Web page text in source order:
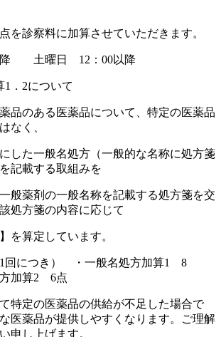
を診察料に加算させていただきます。
降 土曜日 12：00以降
1．2について
品のある医薬品について、特定の医薬品
なく、
した一般名処方（一般的な名称に処方箋
記載する取組みを
般薬剤の一般名称を記載する処方箋を交
処方箋の内容に応じて
を算定しています。
1回につき） ・一般名処方加算1 8
加算2 6点
特定の医薬品の供給が不足した場合で
医薬品が提供しやすくなります。ご理解
申し上げます。